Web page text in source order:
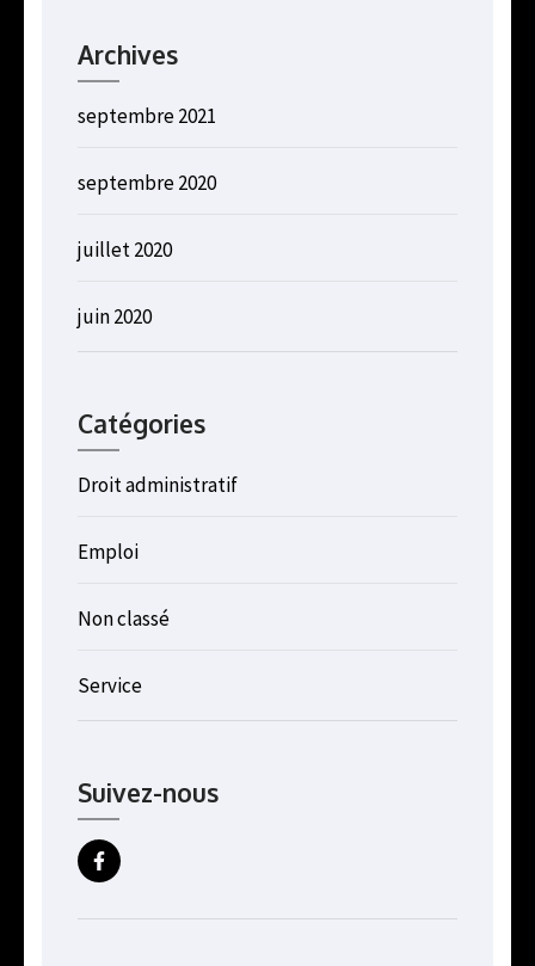
Archives
septembre 2021
septembre 2020
juillet 2020
juin 2020
Catégories
Droit administratif
Emploi
Non classé
Service
Suivez-nous